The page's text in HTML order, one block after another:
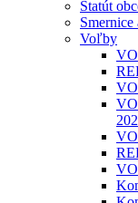
Štatút
Voľby